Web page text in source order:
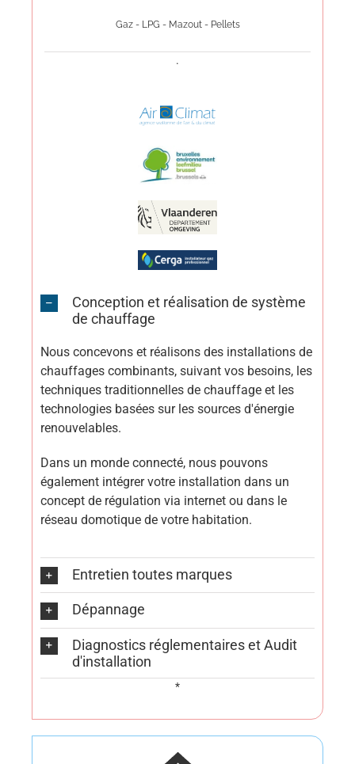
Gaz - LPG - Mazout - Pellets
.
Conception et réalisation de système
de chauffage
Nous concevons et réalisons des installations de
chauffages combinants, suivant vos besoins, les
techniques traditionnelles de chauffage et les
technologies basées sur les sources d'énergie
renouvelables.
Dans un monde connecté, nous pouvons
également intégrer votre installation dans un
concept de régulation via internet ou dans le
réseau domotique de votre habitation.
Entretien toutes marques
Dépannage
Diagnostics réglementaires et Audit
d'installation
*